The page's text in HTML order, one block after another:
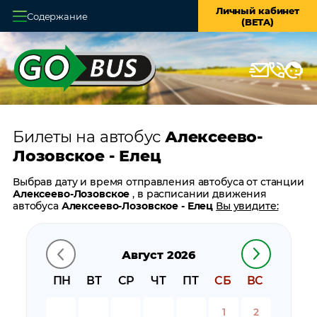
Содержание
Личный кабинет
(BETA)
Главная
О системе
Оплата и доставка
Возврат билетов
Заказ автобуса
Контакты
Билеты на автобусАлексеево-
Лозовское - Елец
Август 2026
ПН
ВТ СР ЧТ ПТ СБ ВС
1 2
Выбрав дату и время отправления автобуса от станции
Алексеево-Лозовское, в расписании движения
автобусаАлексеево-Лозовское - Елец Вы увидите:
время прибытия
время в пути
цену билета